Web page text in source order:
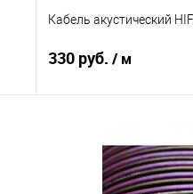
Кабель акустический
330 руб. / м
Сравнение